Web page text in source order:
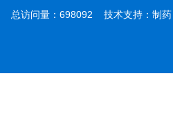
总访问量：698092 技术支持： 制药